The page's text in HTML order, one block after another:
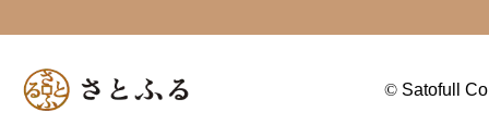
© Satofull